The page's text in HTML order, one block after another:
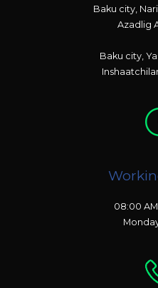
Baku city,
Azadlig
Baku city,
08:00 AM